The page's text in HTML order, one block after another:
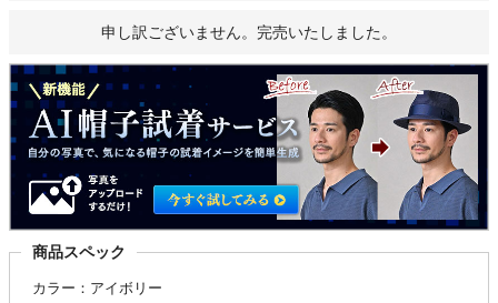
申し訳ございません。完売いたしました。
商品スペック
カラー：アイボリー